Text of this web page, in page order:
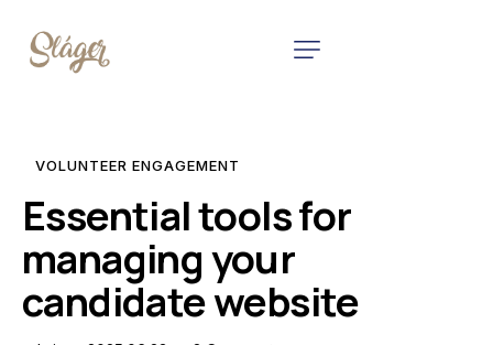
VOLUNTEER ENGAGEMENT
Essential tools for
managing your
candidate website